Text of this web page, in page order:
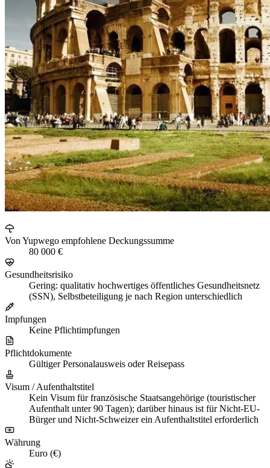
Von Yupwego empfohlene Deckungssumme
80 000 €
Gesundheitsrisiko
Gering: qualitativ hochwertiges öffentliches Gesundheitsnetz
(SSN), Selbstbeteiligung je nach Region unterschiedlich
Impfungen
Keine Pflichtimpfungen
Pflichtdokumente
Gültiger Personalausweis oder Reisepass
Visum / Aufenthaltstitel
Kein Visum für französische Staatsangehörige (touristischer
Aufenthalt unter 90 Tagen); darüber hinaus ist für Nicht-EU-
Bürger und Nicht-Schweizer ein Aufenthaltstitel erforderlich
Währung
Euro (€)